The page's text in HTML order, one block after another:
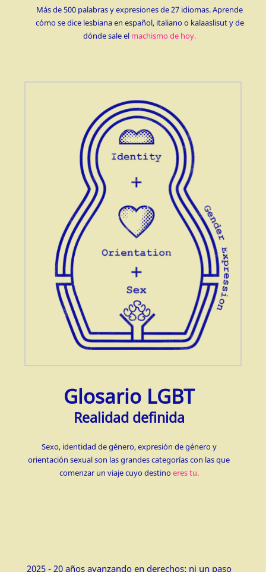
Más de 500 palabras y expresiones de 27 idiomas. Aprende
cómo se dice lesbiana en español, italiano o kalaaslisut y de
dónde sale el machismo de hoy.
Glosario LGBT
Realidad definida
Sexo, identidad de género, expresión de género y
orientación sexual son las grandes categorías con las que
comenzar un viaje cuyo destinoeres tu.
2025 - 20 años avanzando en derechos: ni un paso